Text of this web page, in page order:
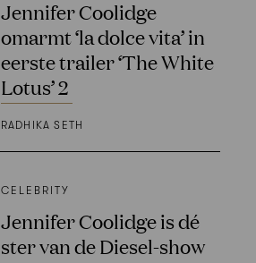
Jennifer Coolidge
omarmt ‘la dolce vita’ in
eerste trailer ‘The White
Lotus’ 2
RADHIKA SETH
CELEBRITY
Jennifer Coolidge is dé
ster van de Diesel-show